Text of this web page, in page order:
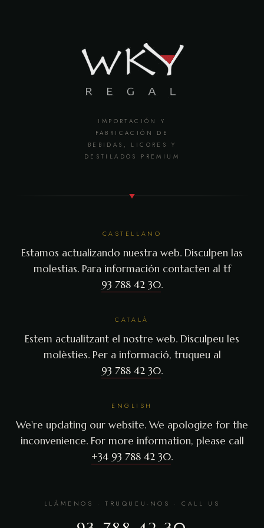
IMPORTACIÓN Y
FABRICACIÓN DE
BEBIDAS, LICORES Y
DESTILADOS PREMIUM
CASTELLANO
Estamos actualizando nuestra web. Disculpen las
molestias. Para información contacten al tf
93 788 42 30.
CATALÀ
Estem actualitzant el nostre web. Disculpeu les
molèsties. Per a informació, truqueu al
93 788 42 30.
ENGLISH
We're updating our website. We apologize for the
inconvenience. For more information, please call
+34 93 788 42 30.
LLÁMENOS · TRUQUEU-NOS · CALL US